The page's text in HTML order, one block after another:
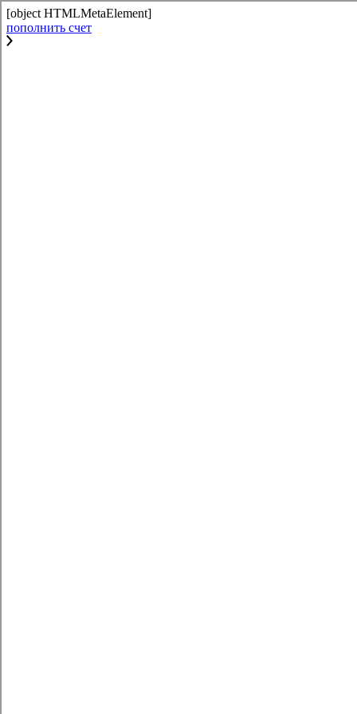
[object HTMLMetaElement]
пополнить счет